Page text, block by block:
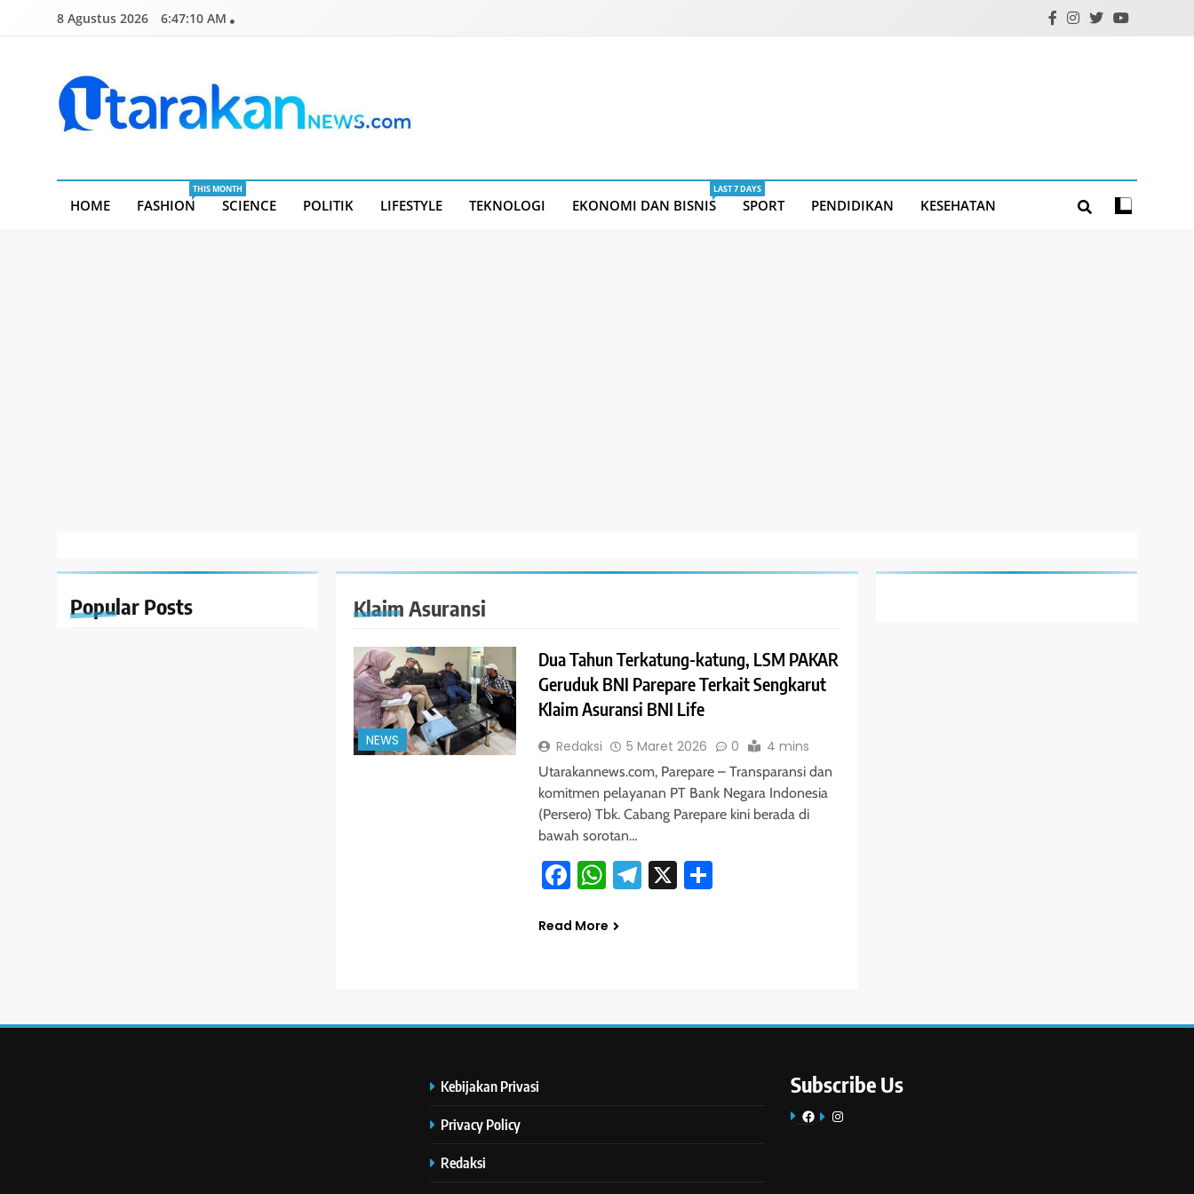
8 Agustus 2026 6:47:10 AM
HOME FASHION
THIS MONTH
SCIENCE POLITIK LIFESTYLE TEKNOLOGI EKONOMI DAN BISNIS
LAST 7 DAYS
SPORT PENDIDIKAN KESEHATAN
Popular Posts Klaim Asuransi
NEWS
Dua Tahun Terkatung-katung, LSM PAKAR
Geruduk BNI Parepare Terkait Sengkarut
Klaim Asuransi BNI Life
Redaksi 5 Maret 2026 0 4 mins
Utarakannews.com, Parepare – Transparansi dan
komitmen pelayanan PT Bank Negara Indonesia
(Persero) Tbk. Cabang Parepare kini berada di
bawah sorotan…
Facebook
WhatsApp
Telegram
X Share
Read More
Kebijakan Privasi
Privacy Policy
Redaksi
Subscribe Us
FacebookInstagram